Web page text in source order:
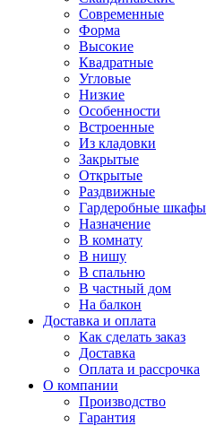
Современные
Форма
Высокие
Квадратные
Угловые
Низкие
Особенности
Встроенные
Из кладовки
Закрытые
Открытые
Раздвижные
Гардеробные шкафы
Назначение
В комнату
В нишу
В спальню
В частный дом
На балкон
Доставка и оплата
Как сделать заказ
Доставка
Оплата и рассрочка
О компании
Производство
Гарантия